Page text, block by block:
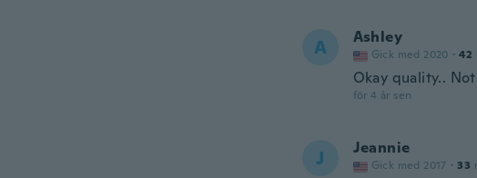
A Ashley
Gick med 2020 · 42
Okay quality..
för 4 år sen
J Jeannie
Gick med 2017 · 33